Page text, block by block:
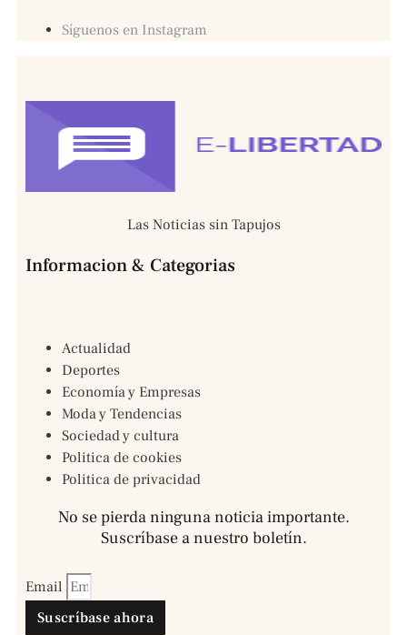
Síguenos en Instagram
Las Noticias sin Tapujos
Informacion & Categorias
Actualidad
Deportes
Economía y Empresas
Moda y Tendencias
Sociedad y cultura
Politica de cookies
Politica de privacidad
No se pierda ninguna noticia importante.
Suscríbase a nuestro boletín.
Email
Suscríbase ahora